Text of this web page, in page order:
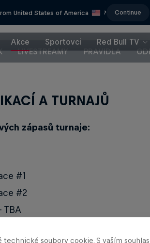
United States of America ? Continue
Akce Sportovci
Red Bull TV
LIVESTREAMY PRAVIDLA
A TURNAJŮ
zápasů turnaje:
#1
#2
TBA
soubory cookie. S vaším